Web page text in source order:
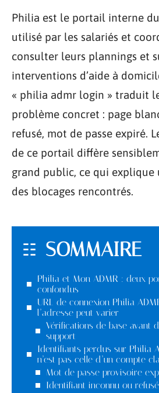
Philia est le portail interne
utilisé par les salariés et
consulter leurs plannings et
interventions d’aide à
« philia admr login » traduit
problème concret : page
refusé, mot de passe expiré.
de ce portail diffère
grand public, ce qui explique
des blocages rencontrés.
SOMMAIRE
Philia et Mon ADMR : deux
confondus
URL de connexion Philia
l’adresse peut varier
Vérifications de base avant
support
Identifiants perdus sur Philia
n’est pas celle d’un compte
Mot de passe provisoire
Identifiant inconnu ou refusé